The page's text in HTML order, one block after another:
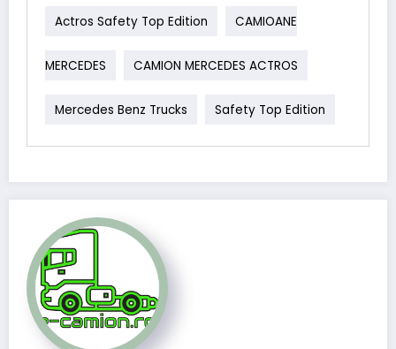
Actros Safety Top Edition CAMIOANE
MERCEDES CAMION MERCEDES ACTROS
Mercedes Benz Trucks Safety Top Edition